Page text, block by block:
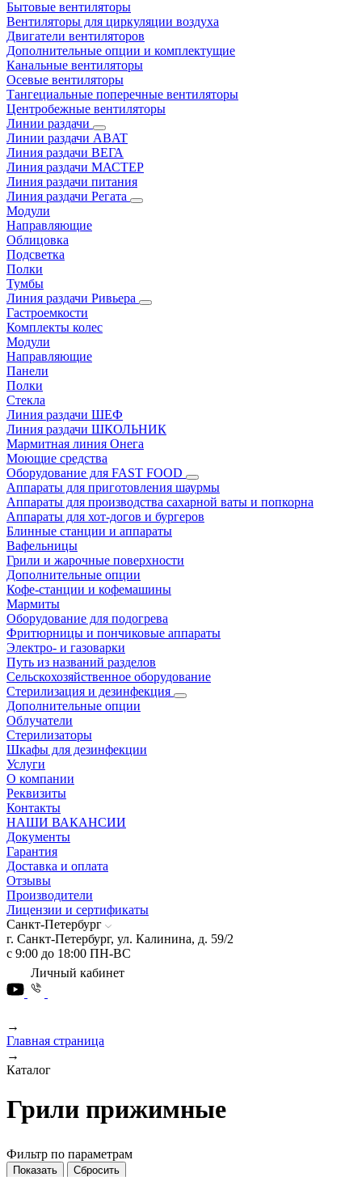
Бытовые вентиляторы
Вентиляторы для циркуляции воздуха
Двигатели вентиляторов
Дополнительные опции и комплектущие
Канальные вентиляторы
Осевые вентиляторы
Тангециальные поперечные вентиляторы
Центробежные вентиляторы
Линии раздачи
Линии раздачи ABAT
Линия раздачи ВЕГА
Линия раздачи МАСТЕР
Линия раздачи питания
Линия раздачи Регата
Модули
Направляющие
Облицовка
Подсветка
Полки
Тумбы
Линия раздачи Ривьера
Гастроемкости
Комплекты колес
Модули
Направляющие
Панели
Полки
Стекла
Линия раздачи ШЕФ
Линия раздачи ШКОЛЬНИК
Мармитная линия Онега
Моющие средства
Оборудование для FAST FOOD
Аппараты для приготовления шаурмы
Аппараты для производства сахарной ваты и попкорна
Аппараты для хот-догов и бургеров
Блинные станции и аппараты
Вафельницы
Грили и жарочные поверхности
Дополнительные опции
Кофе-станции и кофемашины
Мармиты
Оборудование для подогрева
Фритюрницы и пончиковые аппараты
Электро- и газоварки
Путь из названий разделов
Сельскохозяйственное оборудование
Стерилизация и дезинфекция
Дополнительные опции
Облучатели
Стерилизаторы
Шкафы для дезинфекции
Услуги
О компании
Реквизиты
Контакты
НАШИ ВАКАНСИИ
Документы
Гарантия
Доставка и оплата
Отзывы
Производители
Лицензии и сертификаты
Санкт-Петербург
г. Санкт-Петербург, ул. Калинина, д. 59/2
с 9:00 до 18:00 ПН-ВС
Личный кабинет
→
Главная страница
→
Каталог
Грили прижимные
Фильтр по параметрам